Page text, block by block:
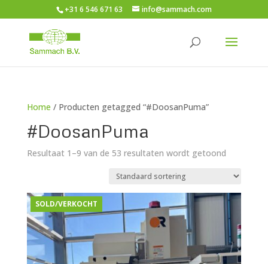
+31 6 546 671 63 info@sammach.com
Home / Producten getagged “#DoosanPuma”
#DoosanPuma
Resultaat 1–9 van de 53 resultaten wordt getoond
SOLD/VERKOCHT